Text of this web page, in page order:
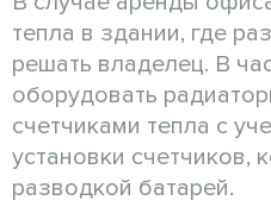
тепла в здании, где
решать владелец. В
оборудовать
счетчиками тепла с
установки счетчиков,
разводкой батарей.